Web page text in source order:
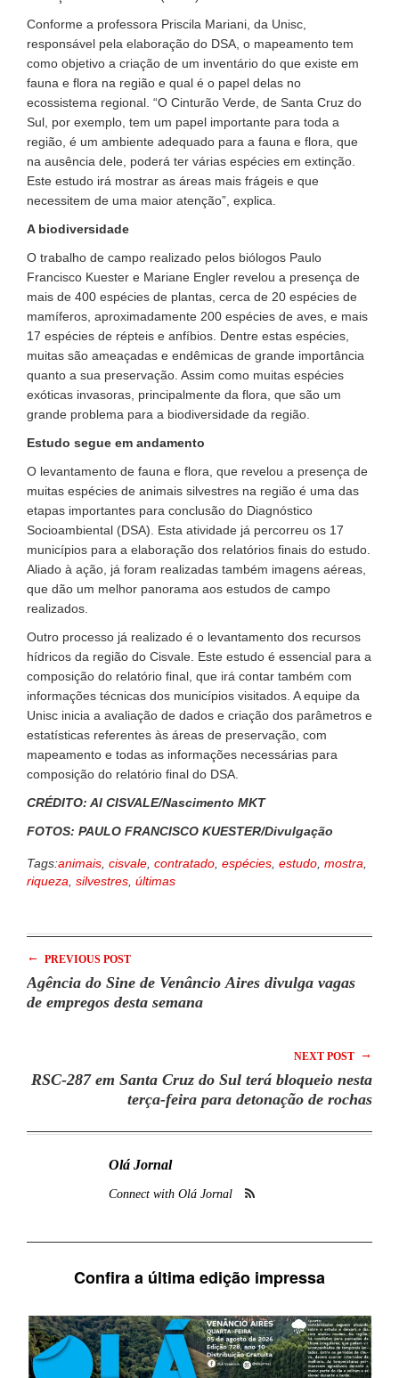
Conforme a professora Priscila Mariani, da Unisc,
responsável pela elaboração do DSA, o mapeamento tem
como objetivo a criação de um inventário do que existe em
fauna e flora na região e qual é o papel delas no
ecossistema regional. “O Cinturão Verde, de Santa Cruz do
Sul, por exemplo, tem um papel importante para toda a
região, é um ambiente adequado para a fauna e flora, que
na ausência dele, poderá ter várias espécies em extinção.
Este estudo irá mostrar as áreas mais frágeis e que
necessitem de uma maior atenção”, explica.
A biodiversidade
O trabalho de campo realizado pelos biólogos Paulo
Francisco Kuester e Mariane Engler revelou a presença de
mais de 400 espécies de plantas, cerca de 20 espécies de
mamíferos, aproximadamente 200 espécies de aves, e mais
17 espécies de répteis e anfíbios. Dentre estas espécies,
muitas são ameaçadas e endêmicas de grande importância
quanto a sua preservação. Assim como muitas espécies
exóticas invasoras, principalmente da flora, que são um
grande problema para a biodiversidade da região.
Estudo segue em andamento
O levantamento de fauna e flora, que revelou a presença de
muitas espécies de animais silvestres na região é uma das
etapas importantes para conclusão do Diagnóstico
Socioambiental (DSA). Esta atividade já percorreu os 17
municípios para a elaboração dos relatórios finais do estudo.
Aliado à ação, já foram realizadas também imagens aéreas,
que dão um melhor panorama aos estudos de campo
realizados.
Outro processo já realizado é o levantamento dos recursos
hídricos da região do Cisvale. Este estudo é essencial para a
composição do relatório final, que irá contar também com
informações técnicas dos municípios visitados. A equipe da
Unisc inicia a avaliação de dados e criação dos parâmetros e
estatísticas referentes às áreas de preservação, com
mapeamento e todas as informações necessárias para
composição do relatório final do DSA.
CRÉDITO: AI CISVALE/Nascimento MKT
FOTOS: PAULO FRANCISCO KUESTER/Divulgação
Tags:animais, cisvale, contratado, espécies, estudo, mostra,
riqueza, silvestres, últimas
← PREVIOUS POST
Agência do Sine de Venâncio Aires divulga vagas
de empregos desta semana
NEXT POST →
RSC-287 em Santa Cruz do Sul terá bloqueio nesta
terça-feira para detonação de rochas
Olá Jornal
Connect with Olá Jornal
Confira a última edição impressa